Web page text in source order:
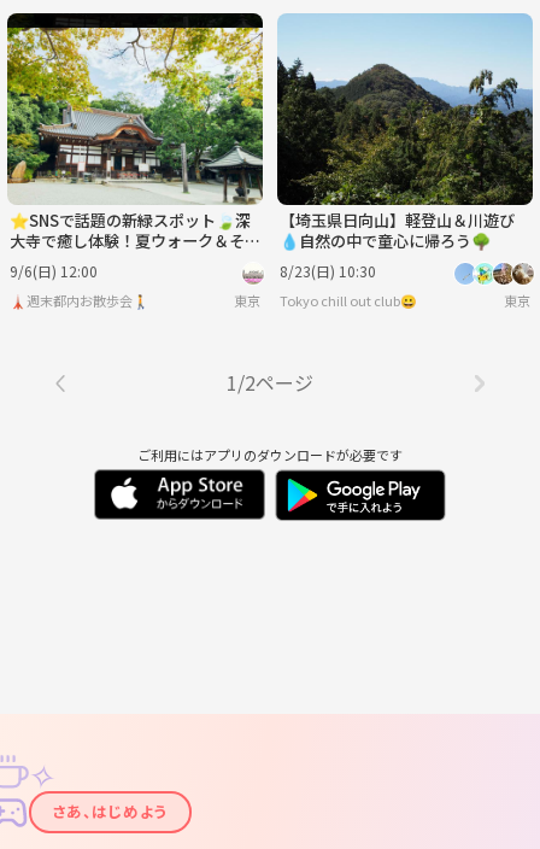
⭐️SNSで話題の新緑スポット🍃深
大寺で癒し体験！夏ウォーク＆そば
イベント
9/6(日) 12:00
🗼週末都内お散歩会🚶 東京
【埼玉県日向山】軽登山＆川遊び
💧自然の中で童心に帰ろう🌳
8/23(日) 10:30
Tokyo chill out club😀 東京
1/2ページ
ご利用にはアプリのダウンロードが必要です
✦
✧
さあ、はじめよう